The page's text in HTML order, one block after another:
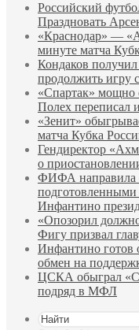
Российский
Праздновать
«Краснодар» —
минуте матча
Кондаков
продолжить игру
«Спартак» мощно
Полех переписал
«Зенит»
матча Кубка
Гендиректор
о
ФИФА направила
подготовленными
Инфантино
«Опозорил
Фигу призвал
Инфантино готов
обмен на
ЦСКА обыграл
подряд в МФЛ